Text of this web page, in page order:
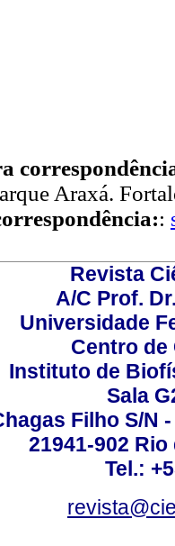
Araxá.
:
Revista
A/C Prof.
Universidade
Centro de
Instituto de
Sala
Filho S/N
21941-902
Tel.: